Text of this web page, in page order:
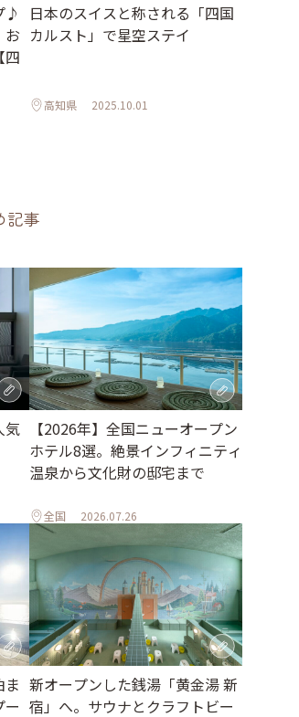
♪
お
四
日本のスイスと称される「四国
カルスト」で星空ステイ
高知県 2025.10.01
記事
気
【2026年】全国ニューオープン
ホテル8選。絶景インフィニティ
温泉から文化財の邸宅まで
全国 2026.07.26
ー
新オープンした銭湯「黄金湯 新
宿」へ。サウナとクラフトビー